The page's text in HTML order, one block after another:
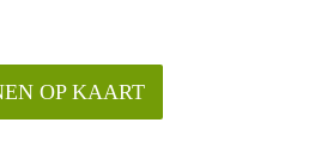
OP KAART